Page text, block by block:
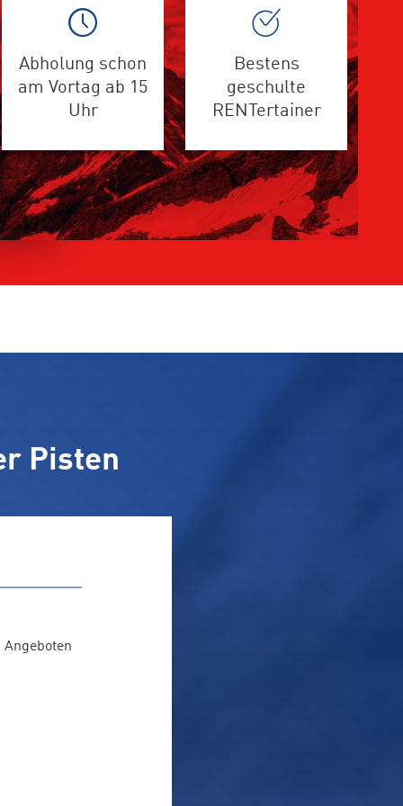
Abholung schon
am Vortag ab 15
Uhr
Bestens
geschulte
RENTertainer
Pisten